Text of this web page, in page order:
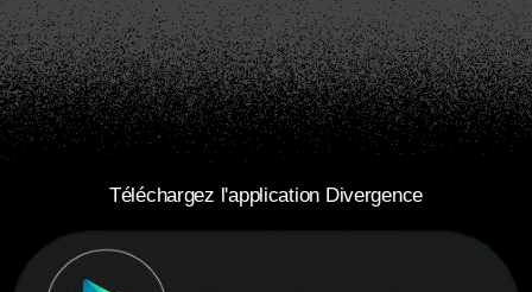
Téléchargez l'application Divergence